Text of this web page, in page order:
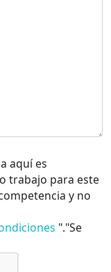
aquí es
trabajo para este
y no
"."Se